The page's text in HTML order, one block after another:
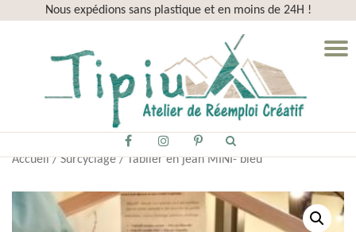
Nous expédions sans plastique et en moins de 24H !
fa-
facebook
fa-
instagram
fa-
pinterest-
Accueil/Surcyclage/ Tablier en jean MINI- bleu